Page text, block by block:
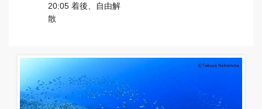
20:05 着後、自由解
散